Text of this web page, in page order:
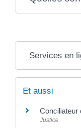
Services en
Et aussi
Conciliateur
Justice